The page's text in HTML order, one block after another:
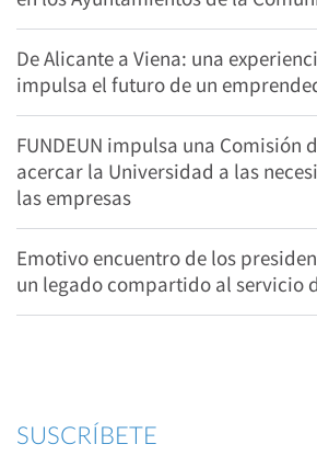
De Alicante a Viena: una
impulsa el futuro de un
FUNDEUN impulsa una Comisión
acercar la Universidad a las
las empresas
Emotivo encuentro de los
un legado compartido al servicio
SUSCRÍBETE